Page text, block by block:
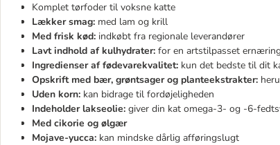
Komplet tørfoder til voksne katte
Lækker smag: med lam og krill
Med frisk kød: indkøbt fra regionale leverandører
Lavt indhold af kulhydrater: for en artstilpasset
Ingredienser af fødevarekvalitet: kun det bedste til dit
Opskrift med bær, grøntsager og planteekstrakter:
Uden korn: kan bidrage til fordøjeligheden
Indeholder lakseolie: giver din kat omega-3- og -6-
Med cikorie og ølgær
Mojave-yucca: kan mindske dårlig afføringslugt